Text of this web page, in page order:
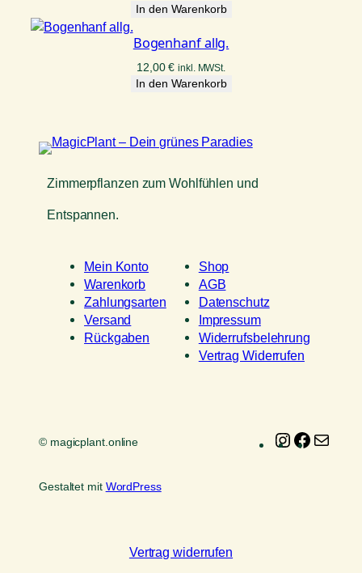
e
In den Warenkorb
Bogenhanf allg.
12,00€ inkl. MWSt.
In den Warenkorb
Zimmerpflanzen zum Wohlfühlen und
Entspannen.
Mein Konto
Warenkorb
Zahlungsarten
Versand
Rückgaben
Shop
AGB
Datenschutz
Impressum
Widerrufsbelehrung
Vertrag Widerrufen
© magicplant.online Instagram
Gestaltet mit WordPress
Vertrag widerrufen